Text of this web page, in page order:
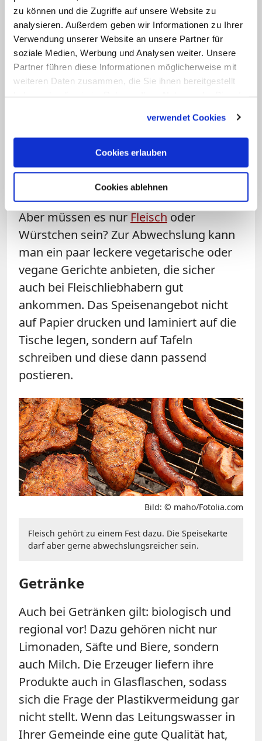
zu können und die Zugriffe auf unsere Website zu
analysieren. Außerdem geben wir Informationen zu Ihrer
Verwendung unserer Website an unsere Partner für
soziale Medien, Werbung und Analysen weiter. Unsere
Partner führen diese Informationen möglicherweise mit
weiteren Daten zusammen, die Sie ihnen bereitgestellt
verwendet Cookies
Cookies erlauben
Cookies ablehnen
bezahlen. Salate und Kuchen sind auch
ein Muss auf Pfarrfesten. Doch bei der
Herstellung sollte darauf geachtet
werden, dass das verwendete Obst und
Gemüse der Jahreszeit entsprechen und
Erdbeerkuchen muss im Winter ja nicht
unbedingt sein…
Speisekarte
Ein Pfarrfest ohne Grillen – unvorstellbar.
Aber müssen es nur Fleisch oder
Würstchen sein? Zur Abwechslung kann
man ein paar leckere vegetarische oder
vegane Gerichte anbieten, die sicher
auch bei Fleischliebhabern gut
ankommen. Das Speisenangebot nicht
auf Papier drucken und laminiert auf die
Tische legen, sondern auf Tafeln
schreiben und diese dann passend
postieren.
Bild: © maho/Fotolia.com
Fleisch gehört zu einem Fest dazu. Die Speisekarte
darf aber gerne abwechslungsreicher sein.
Getränke
Auch bei Getränken gilt: biologisch und
regional vor! Dazu gehören nicht nur
Limonaden, Säfte und Biere, sondern
auch Milch. Die Erzeuger liefern ihre
Produkte auch in Glasflaschen, sodass
sich die Frage der Plastikvermeidung gar
nicht stellt. Wenn das Leitungswasser in
Ihrer Gemeinde eine gute Qualität hat,